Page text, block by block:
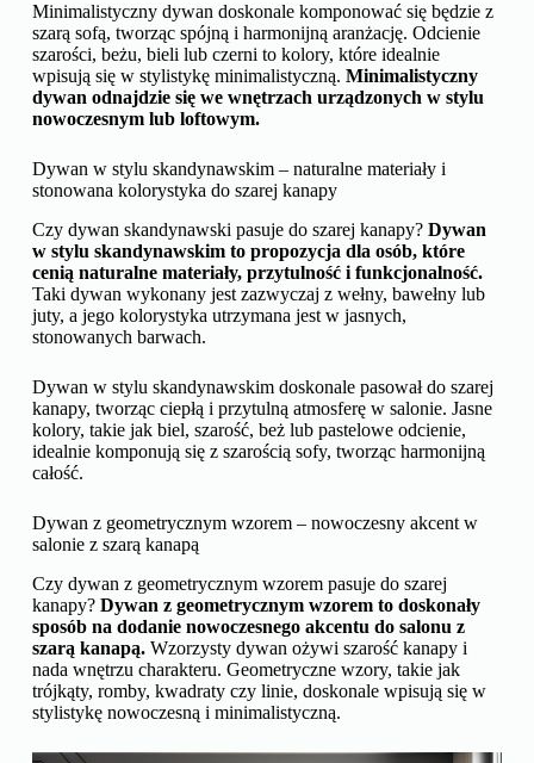
Minimalistyczny dywan doskonale komponować się będzie z
szarą sofą, tworząc spójną i harmonijną aranżację. Odcienie
szarości, beżu, bieli lub czerni to kolory, które idealnie
wpisują się w stylistykę minimalistyczną. Minimalistyczny
dywan odnajdzie się we wnętrzach urządzonych w stylu
nowoczesnym lub loftowym.
Dywan w stylu skandynawskim – naturalne materiały i
stonowana kolorystyka do szarej kanapy
Czy dywan skandynawski pasuje do szarej kanapy? Dywan
w stylu skandynawskim to propozycja dla osób, które
cenią naturalne materiały, przytulność i funkcjonalność.
Taki dywan wykonany jest zazwyczaj z wełny, bawełny lub
juty, a jego kolorystyka utrzymana jest w jasnych,
stonowanych barwach.
Dywan w stylu skandynawskim doskonale pasował do szarej
kanapy, tworząc ciepłą i przytulną atmosferę w salonie. Jasne
kolory, takie jak biel, szarość, beż lub pastelowe odcienie,
idealnie komponują się z szarością sofy, tworząc harmonijną
całość.
Dywan z geometrycznym wzorem – nowoczesny akcent w
salonie z szarą kanapą
Czy dywan z geometrycznym wzorem pasuje do szarej
kanapy? Dywan z geometrycznym wzorem to doskonały
sposób na dodanie nowoczesnego akcentu do salonu z
szarą kanapą.Wzorzysty dywan ożywi szarość kanapy i
nada wnętrzu charakteru. Geometryczne wzory, takie jak
trójkąty, romby, kwadraty czy linie, doskonale wpisują się w
stylistykę nowoczesną i minimalistyczną.